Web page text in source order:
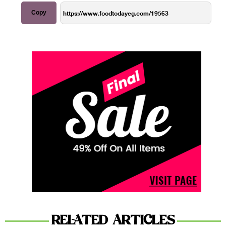
Copy
RELATED ARTICLES